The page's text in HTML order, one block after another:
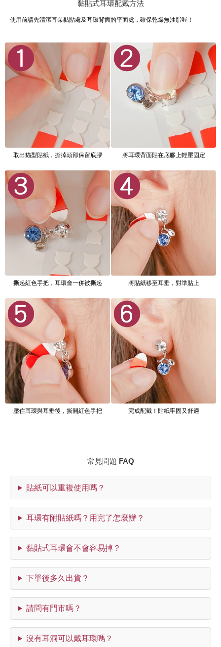
黏貼式耳環配戴方法
使用前請先清潔耳朵黏貼處及耳環背面的平面處，確保乾燥無油脂喔！
取出貓型貼紙，撕掉頭部保留底膠 將耳環背面貼在底膠上輕壓固定
撕起紅色手把，耳環會一併被撕起 將貼紙移至耳垂，對準貼上
壓住耳環與耳垂後，撕開紅色手把 完成配戴！貼紙牢固又舒適
常見問題 FAQ
貼紙可以重複使用嗎？
耳環有附貼紙嗎？用完了怎麼辦？
黏貼式耳環會不會容易掉？
下單後多久出貨？
請問有門市嗎？
沒有耳洞可以戴耳環嗎？